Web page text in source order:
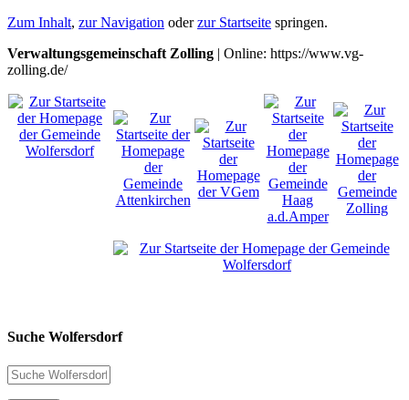
Zum Inhalt, zur Navigation oderzur Startseite springen.
Verwaltungsgemeinschaft Zolling | Online: https://www.vg-
zolling.de/
Suche Wolfersdorf